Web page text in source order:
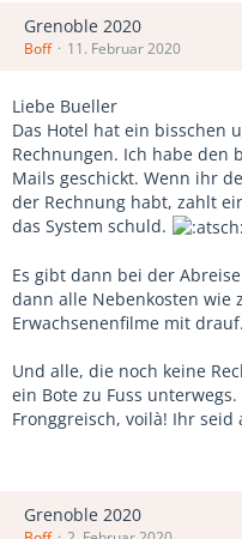
Grenoble 2020
Boff 11. Februar 2020
Liebe Bueller
Das Hotel hat ein bisschen
Rechnungen. Ich habe den
Mails geschickt. Wenn ihr
der Rechnung habt, zahlt
das System schuld.
Es gibt dann bei der
dann alle Nebenkosten wie
Erwachsenenfilme mit drauf.
Und alle, die noch keine
ein Bote zu Fuss
Fronggreisch, voilà! Ihr seid
Grenoble 2020